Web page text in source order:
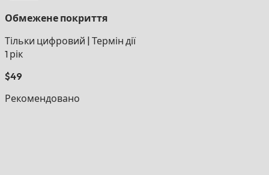
Обмежене покриття
Тільки цифровий Термін дії
1 рік
$49
Рекомендовано